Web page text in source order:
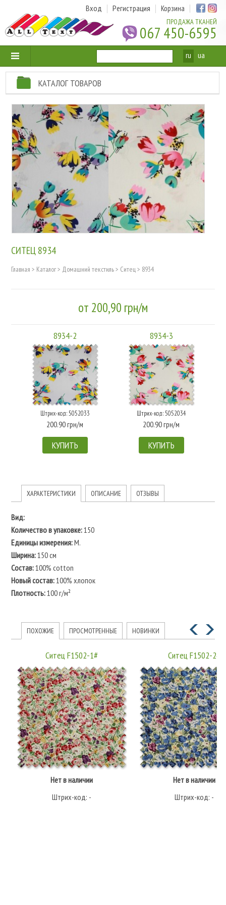
ПРОДАЖА ТКАНЕЙ
067 450-6595
Вход Регистрация Корзина
ru ua
КАТАЛОГ ТОВАРОВ
СИТЕЦ 8934
Главная > Каталог> Домашний текстиль> Ситец> 8934
от 200,90 грн/м
8934-2
Штрих-код: 5052033
200.90 грн/м
КУПИТЬ
8934-3
Штрих-код: 5052034
200.90 грн/м
КУПИТЬ
ХАРАКТЕРИСТИКИ ОПИСАНИЕ ОТЗЫВЫ
Вид:
Количество в упаковке:150
Единицы измерения:М.
Ширина:150 см
Состав:100% cotton
Новый состав:100% хлопок
Плотность:100 г/м²
ПОХОЖИЕ ПРОСМОТРЕННЫЕ НОВИНКИ
Ситец F1502-1#
Нет в наличии
Штрих-код: -
Ситец F1502-2#
Нет в наличии
Штрих-код: -